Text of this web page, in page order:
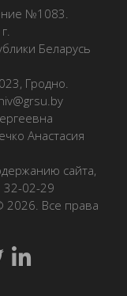
№1083.
Беларусь
Гродно.
Анастасия
сайта,
32-02-29
2026. Все права